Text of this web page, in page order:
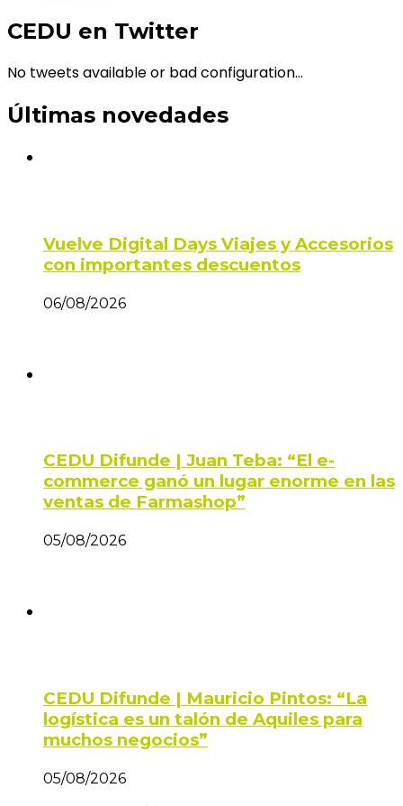
CEDU en Twitter
No tweets available or bad configuration...
Últimas novedades
Vuelve Digital Days Viajes y Accesorios
con importantes descuentos
06/08/2026
CEDU Difunde | Juan Teba: “El e-
commerce ganó un lugar enorme en las
ventas de Farmashop”
05/08/2026
CEDU Difunde | Mauricio Pintos: “La
logística es un talón de Aquiles para
muchos negocios”
05/08/2026